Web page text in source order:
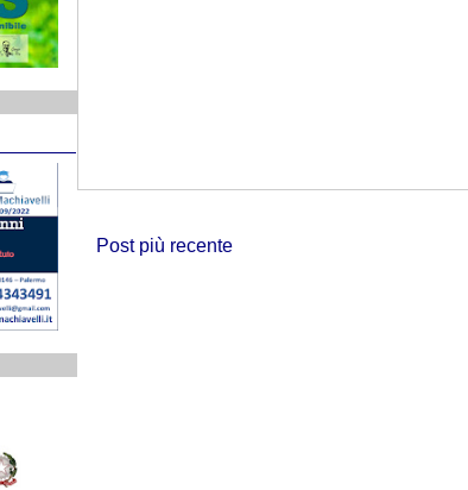
Post più recente